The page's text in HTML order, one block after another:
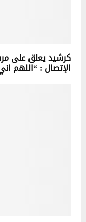
كرشيد يعلق على
الإتصال : “اللهم